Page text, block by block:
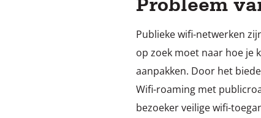
Publieke wifi-netwerken
op zoek moet naar hoe je
aanpakken. Door het
Wifi-roaming met
bezoeker veilige wifi-